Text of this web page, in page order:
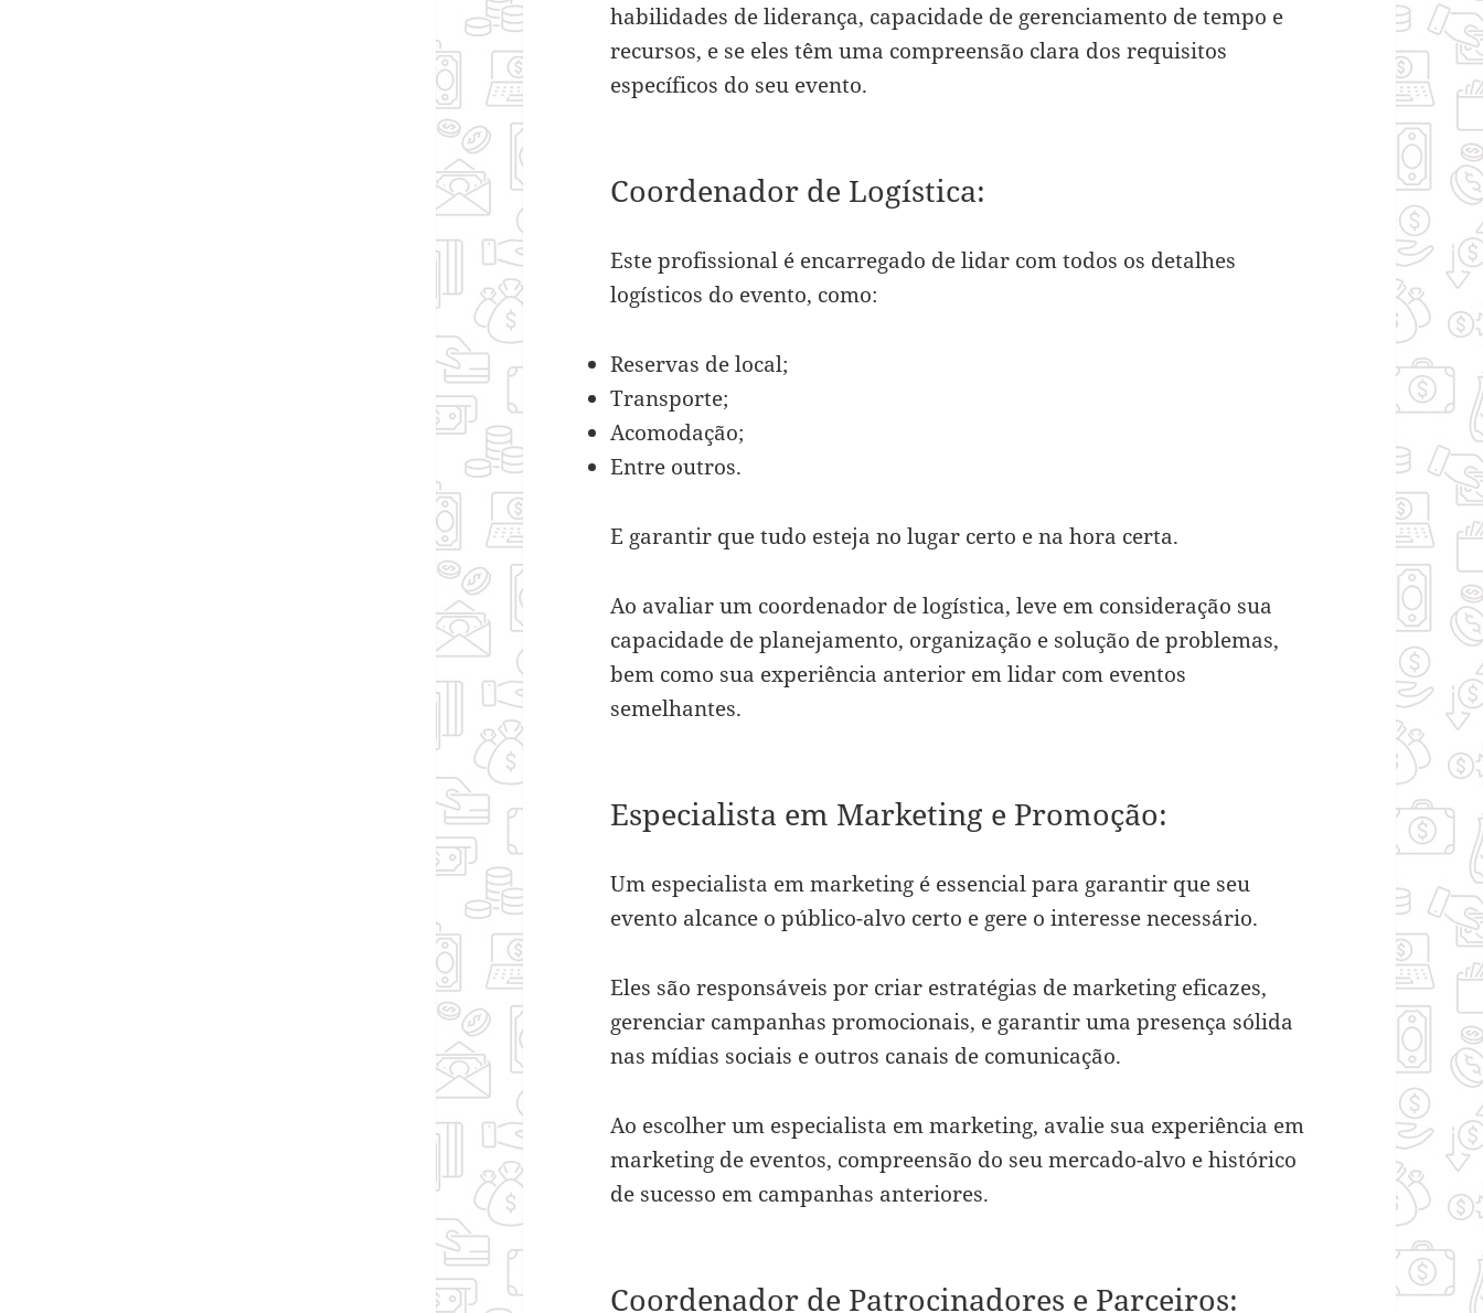
habilidades de liderança, capacidade de gerenciamento de tempo e
recursos, e se eles têm uma compreensão clara dos requisitos
específicos do seu evento.
Coordenador de Logística:
Este profissional é encarregado de lidar com todos os detalhes
logísticos do evento, como:
Reservas de local;
Transporte;
Acomodação;
Entre outros.
E garantir que tudo esteja no lugar certo e na hora certa.
Ao avaliar um coordenador de logística, leve em consideração sua
capacidade de planejamento, organização e solução de problemas,
bem como sua experiência anterior em lidar com eventos
semelhantes.
Especialista em Marketing e Promoção:
Um especialista em marketing é essencial para garantir que seu
evento alcance o público-alvo certo e gere o interesse necessário.
Eles são responsáveis por criar estratégias de marketing eficazes,
gerenciar campanhas promocionais, e garantir uma presença sólida
nas mídias sociais e outros canais de comunicação.
Ao escolher um especialista em marketing, avalie sua experiência em
marketing de eventos, compreensão do seu mercado-alvo e histórico
de sucesso em campanhas anteriores.
Coordenador de Patrocinadores e Parceiros: